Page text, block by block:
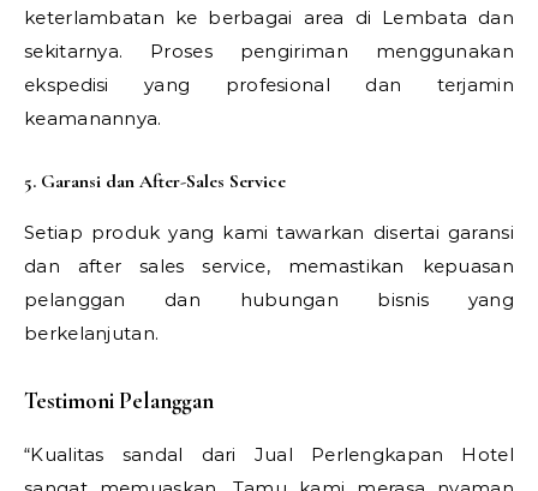
keterlambatan ke berbagai area di Lembata dan
sekitarnya. Proses pengiriman menggunakan
ekspedisi yang profesional dan terjamin
keamanannya.
5. Garansi dan After-Sales Service
Setiap produk yang kami tawarkan disertai garansi
dan after sales service, memastikan kepuasan
pelanggan dan hubungan bisnis yang
berkelanjutan.
Testimoni Pelanggan
“Kualitas sandal dari Jual Perlengkapan Hotel